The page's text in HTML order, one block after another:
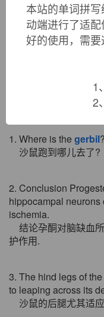
1849,gerbile, from
Gerbillus, the genus
Earlier English form,
Arabic.
1. Where is the gerbil?
沙鼠跑到哪儿去了?
2. Conclusion
hippocampal neurons
ischemia.
结论孕酮对脑缺血
护作用.
3. The hind legs of the
to leaping across its
沙鼠的后腿尤其适
本站的单词拼
动端进行了适
好的使用，需
1、
2、